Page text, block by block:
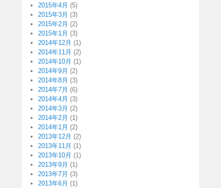
2015年4月 (5)
2015年3月 (3)
2015年2月 (2)
2015年1月 (3)
2014年12月 (1)
2014年11月 (2)
2014年10月 (1)
2014年9月 (2)
2014年8月 (3)
2014年7月 (6)
2014年4月 (3)
2014年3月 (2)
2014年2月 (1)
2014年1月 (2)
2013年12月 (2)
2013年11月 (1)
2013年10月 (1)
2013年9月 (1)
2013年7月 (3)
2013年6月 (1)